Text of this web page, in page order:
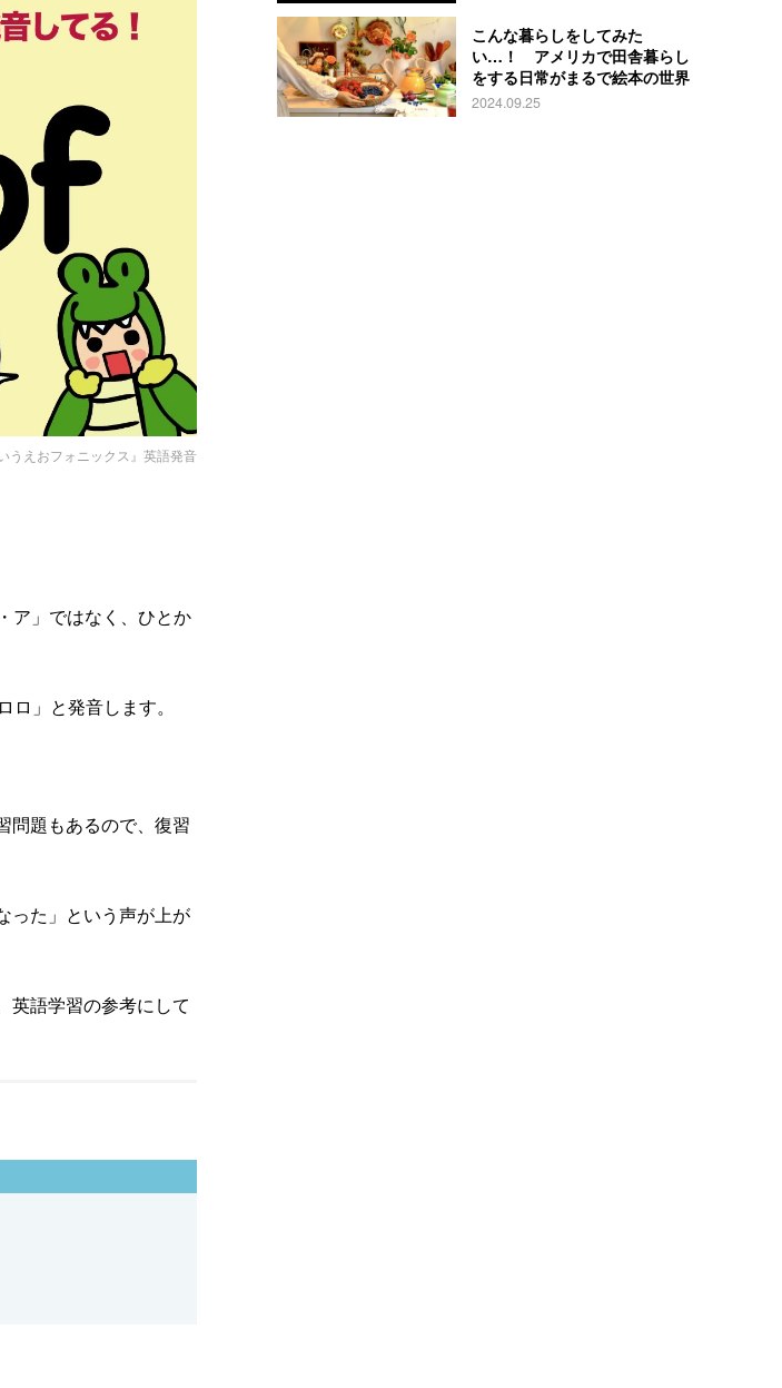
いうえおフォニックス』英語発音
ア」ではなく、ひとか
」と発音します。
問題もあるので、復習
った」という声が上が
英語学習の参考にして
こんな暮らしをしてみた
い…！ アメリカで田舎暮らし
をする日常がまるで絵本の世界
2024.09.25